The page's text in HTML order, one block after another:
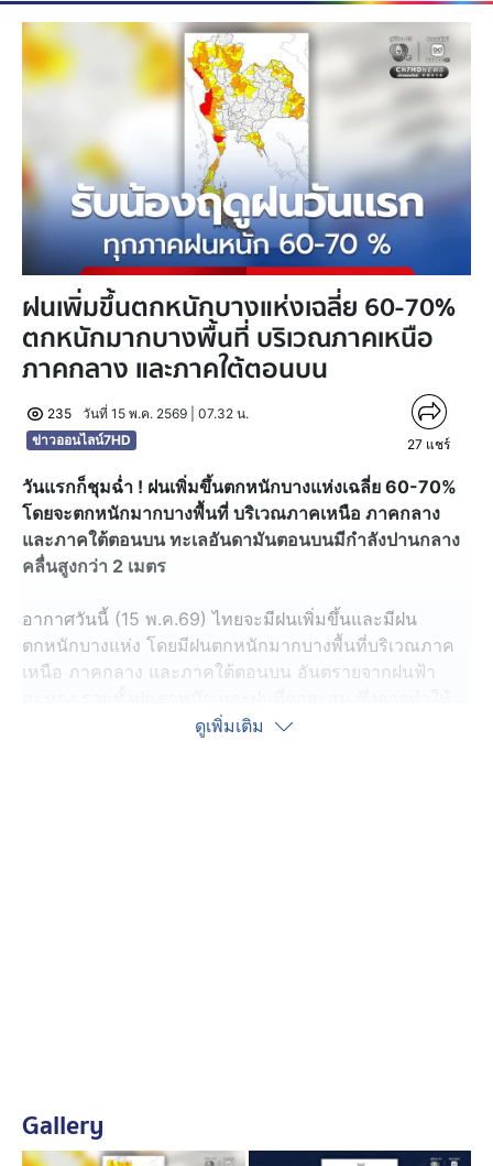
ฝนเพิ่มขึ้นตกหนักบางแห่งเฉลี่ย 60-70%
ตกหนักมากบางพื้นที่ บริเวณภาคเหนือ
ภาคกลาง และภาคใต้ตอนบน
235
วันที่ 15 พ.ค. 2569 | 07.32 น.
ข่าวออนไลน์7HD
27 แชร์
วันแรกก็ชุมฉ่ำ ! ฝนเพิ่มขึ้นตกหนักบางแห่งเฉลี่ย 60-70%
โดยจะตกหนักมากบางพื้นที่ บริเวณภาคเหนือ ภาคกลาง
และภาคใต้ตอนบน ทะเลอันดามันตอนบนมีกำลังปานกลาง
คลื่นสูงกว่า 2 เมตร
อากาศวันนี้ (15 พ.ค.69) ไทยจะมีฝนเพิ่มขึ้นและมีฝน
ตกหนักบางแห่ง โดยมีฝนตกหนักมากบางพื้นที่บริเวณภาค
เหนือ ภาคกลาง และภาคใต้ตอนบน อันตรายจากฝนฟ้า
เกิดน้ำท่วมฉับพลันและน้ำป่าไหลหลาก คลื่นลมบริเวณทะเล
ดูเพิ่มเติม
Gallery